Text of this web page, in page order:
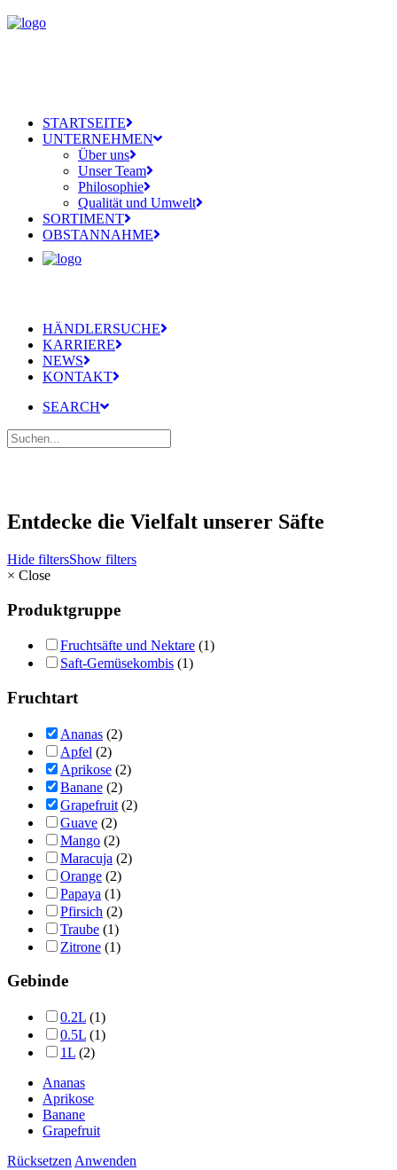
STARTSEITE
UNTERNEHMEN
Über uns
Unser Team
Philosophie
Qualität und Umwelt
SORTIMENT
OBSTANNAHME
HÄNDLERSUCHE
KARRIERE
NEWS
KONTAKT
SEARCH
Entdecke die Vielfalt unserer Säfte
Hide filtersShow filters
× Close
Produktgruppe
Fruchtsäfte und Nektare (1)
Saft-Gemüsekombis (1)
Fruchtart
Ananas (2)
Apfel (2)
Aprikose (2)
Banane (2)
Grapefruit (2)
Guave (2)
Mango (2)
Maracuja (2)
Orange (2)
Papaya (1)
Pfirsich (2)
Traube (1)
Zitrone (1)
Gebinde
0.2L (1)
0.5L (1)
1L (2)
Ananas
Aprikose
Banane
Grapefruit
Rücksetzen Anwenden